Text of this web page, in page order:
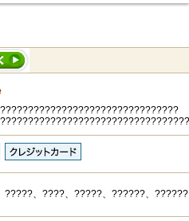
?????、????、?????、??????、??????